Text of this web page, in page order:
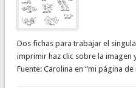
Dos fichas para trabajar el
imprimir haz clic sobre la imagen
Fuente: Carolina en “mi página de